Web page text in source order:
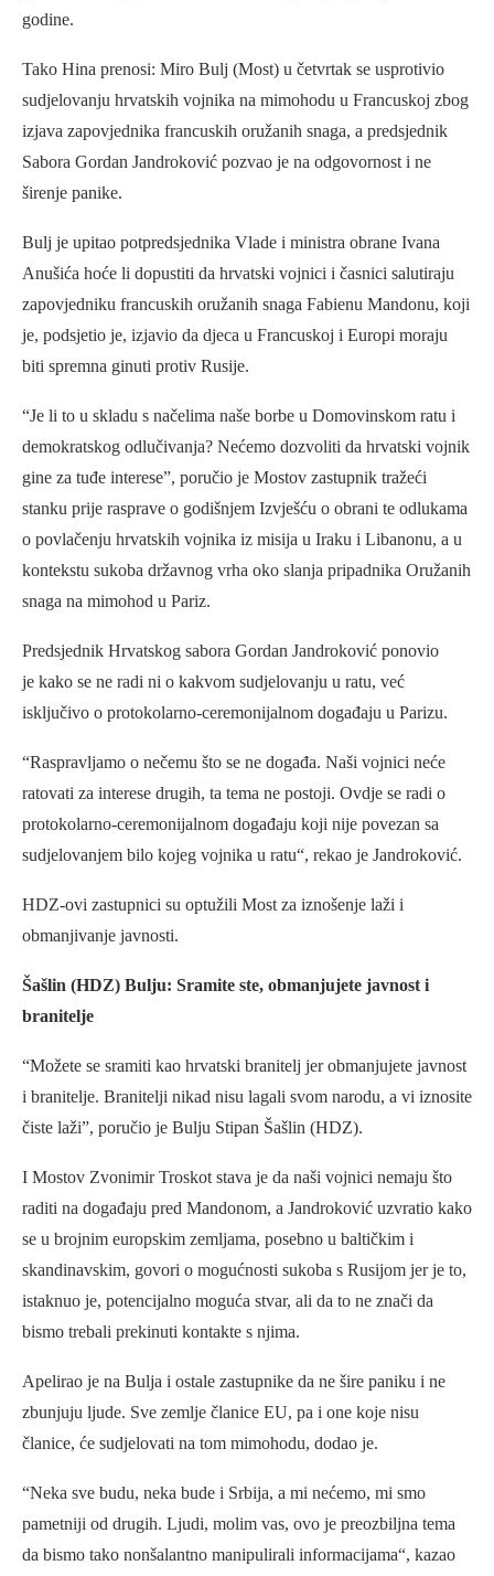
godine.
Tako Hina prenosi: Miro Bulj (Most) u četvrtak se usprotivio
sudjelovanju hrvatskih vojnika na mimohodu u Francuskoj zbog
izjava zapovjednika francuskih oružanih snaga, a predsjednik
Sabora Gordan Jandroković pozvao je na odgovornost i ne
širenje panike.
Bulj je upitao potpredsjednika Vlade i ministra obrane Ivana
Anušića hoće li dopustiti da hrvatski vojnici i časnici salutiraju
zapovjedniku francuskih oružanih snaga Fabienu Mandonu, koji
je, podsjetio je, izjavio da djeca u Francuskoj i Europi moraju
biti spremna ginuti protiv Rusije.
“Je li to u skladu s načelima naše borbe u Domovinskom ratu i
demokratskog odlučivanja? Nećemo dozvoliti da hrvatski vojnik
gine za tuđe interese”, poručio je Mostov zastupnik tražeći
stanku prije rasprave o godišnjem Izvješću o obrani te odlukama
o povlačenju hrvatskih vojnika iz misija u Iraku i Libanonu, a u
kontekstu sukoba državnog vrha oko slanja pripadnika Oružanih
snaga na mimohod u Pariz.
Predsjednik Hrvatskog sabora Gordan Jandroković ponovio
je kako se ne radi ni o kakvom sudjelovanju u ratu, već
isključivo o protokolarno-ceremonijalnom događaju u Parizu.
“Raspravljamo o nečemu što se ne događa. Naši vojnici neće
ratovati za interese drugih, ta tema ne postoji. Ovdje se radi o
protokolarno-ceremonijalnom događaju koji nije povezan sa
sudjelovanjem bilo kojeg vojnika u ratu“, rekao je Jandroković.
HDZ-ovi zastupnici su optužili Most za iznošenje laži i
obmanjivanje javnosti.
Šašlin (HDZ) Bulju: Sramite ste, obmanjujete javnost i
branitelje
“Možete se sramiti kao hrvatski branitelj jer obmanjujete javnost
i branitelje. Branitelji nikad nisu lagali svom narodu, a vi iznosite
čiste laži”, poručio je Bulju Stipan Šašlin (HDZ).
I Mostov Zvonimir Troskot stava je da naši vojnici nemaju što
raditi na događaju pred Mandonom, a Jandroković uzvratio kako
se u brojnim europskim zemljama, posebno u baltičkim i
skandinavskim, govori o mogućnosti sukoba s Rusijom jer je to,
istaknuo je, potencijalno moguća stvar, ali da to ne znači da
bismo trebali prekinuti kontakte s njima.
Apelirao je na Bulja i ostale zastupnike da ne šire paniku i ne
zbunjuju ljude. Sve zemlje članice EU, pa i one koje nisu
članice, će sudjelovati na tom mimohodu, dodao je.
“Neka sve budu, neka bude i Srbija, a mi nećemo, mi smo
pametniji od drugih. Ljudi, molim vas, ovo je preozbiljna tema
da bismo tako nonšalantno manipulirali informacijama“, kazao